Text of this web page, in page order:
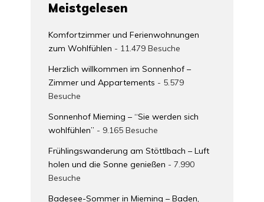
Meistgelesen
Komfortzimmer und Ferienwohnungen
zum Wohlfühlen - 11.479 Besuche
Herzlich willkommen im Sonnenhof –
Zimmer und Appartements - 5.579
Besuche
Sonnenhof Mieming – “Sie werden sich
wohlfühlen” - 9.165 Besuche
Frühlingswanderung am Stöttlbach – Luft
holen und die Sonne genießen - 7.990
Besuche
Badesee-Sommer in Mieming – Baden,